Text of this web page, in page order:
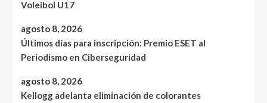
Voleibol U17
agosto 8, 2026
Últimos días para inscripción: Premio ESET al
Periodismo en Ciberseguridad
agosto 8, 2026
Kellogg adelanta eliminación de colorantes